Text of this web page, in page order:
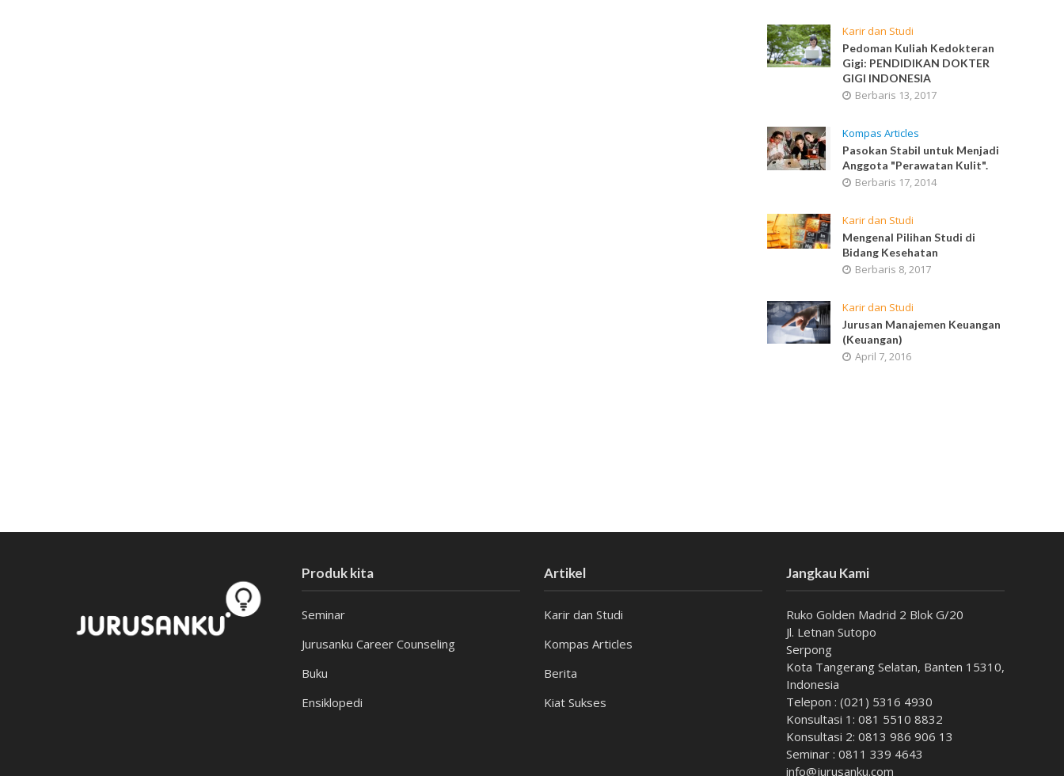
Karir dan Studi
Pedoman Kuliah Kedokteran
Gigi: PENDIDIKAN DOKTER
GIGI INDONESIA
Berbaris 13, 2017
Kompas Articles
Pasokan Stabil untuk Menjadi
Anggota "Perawatan Kulit".
Berbaris 17, 2014
Karir dan Studi
Mengenal Pilihan Studi di
Bidang Kesehatan
Berbaris 8, 2017
Karir dan Studi
Jurusan Manajemen Keuangan
(Keuangan)
April 7, 2016
Produk kita
Seminar
Jurusanku Career Counseling
Buku
Ensiklopedi
Artikel
Karir dan Studi
Kompas Articles
Berita
Kiat Sukses
Jangkau Kami
Ruko Golden Madrid 2 Blok G/20
Jl. Letnan Sutopo
Serpong
Kota Tangerang Selatan, Banten 15310,
Indonesia
Telepon : (021) 5316 4930
Konsultasi 1: 081 5510 8832
Konsultasi 2: 0813 986 906 13
Seminar : 0811 339 4643
info@jurusanku.com